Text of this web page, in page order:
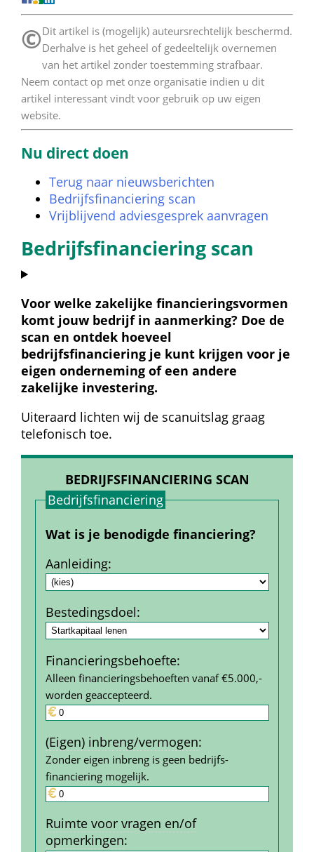
© Dit artikel is (mogelijk) auteursrechtelijk beschermd.
Derhalve is het geheel of gedeeltelijk overnemen
van het artikel zonder toestemming strafbaar.
Neem contact op met onze organisatie indien u dit
artikel interessant vindt voor gebruik op uw eigen
website.
Nu direct doen
Terug naar nieuwsberichten
Bedrijfsfinanciering scan
Vrijblijvend adviesgesprek aanvragen
Bedrijfsfinanciering scan
Voor welke zakelijke financieringsvormen
komt jouw bedrijf in aanmerking? Doe de
scan en ontdek hoeveel
bedrijfsfinanciering je kunt krijgen voor je
eigen onderneming of een andere
zakelijke investering.
Uiteraard lichten wij de scanuitslag graag
telefonisch toe.
BEDRIJFSFINANCIERING SCAN
Bedrijfs­financiering
Wat is je benodigde financiering?
Aanleiding:
Bestedings­doel:
Financierings­behoefte:
Alleen financieringsbehoeften vanaf €5.000,-
worden geaccepteerd.
(Eigen) inbreng/vermogen:
Zonder eigen inbreng is geen bedrijfs­
financiering mogelijk.
Ruimte voor vragen en/of
opmerkingen: